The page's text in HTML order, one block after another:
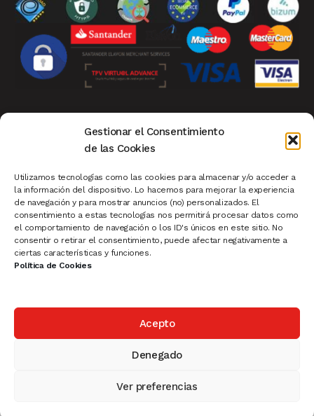
Gestionar el Consentimiento
de las Cookies
Utilizamos tecnologías como las cookies para almacenar y/o acceder a
la información del dispositivo. Lo hacemos para mejorar la experiencia
de navegación y para mostrar anuncios (no) personalizados. El
consentimiento a estas tecnologías nos permitirá procesar datos como
el comportamiento de navegación o los ID's únicos en este sitio. No
consentir o retirar el consentimiento, puede afectar negativamente a
ciertas características y funciones.
Política de Cookies
Acepto
Denegado
Ver preferencias
| Privacidad| Política de Cookies
Condiciones de Compra |
|
Pescaderías |Carnicerías |Sistema de Turnos |
Cartelería Madrid|Rollup|Ofertas |
Novedades|Productos Destacados
© 2025 Vatisa- PLV, Cartelería, Equipamiento Comercial,
fbq('track', 'ViewContent');